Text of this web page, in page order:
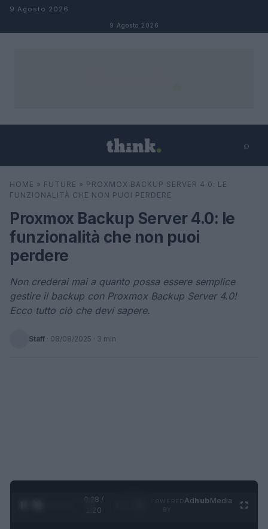
Salta al contenuto
9 Agosto 2026
9 Agosto 2026
⌕
Cerca ⌕
HOME » FUTURE » PROXMOX BACKUP SERVER 4.0: LE
FUNZIONALITÀ CHE NON PUOI PERDERE
Proxmox Backup Server 4.0: le
funzionalità che non puoi
perdere
Non crederai mai a quanto possa essere semplice
gestire il backup con Proxmox Backup Server 4.0!
Ecco tutto ciò che devi sapere.
Staff · 08/08/2025 · 3 min
0:29 /
1:20
AdhubMedia